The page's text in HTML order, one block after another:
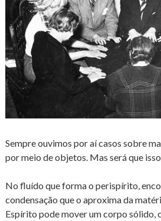
Sempre ouvimos por aí casos sobre
por meio de objetos. Mas será que
No fluído que forma o perispírito,
condensação que o aproxima da
Espírito pode mover um corpo sólido,